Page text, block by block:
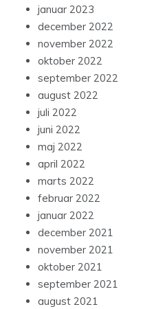
januar 2023
december 2022
november 2022
oktober 2022
september 2022
august 2022
juli 2022
juni 2022
maj 2022
april 2022
marts 2022
februar 2022
januar 2022
december 2021
november 2021
oktober 2021
september 2021
august 2021